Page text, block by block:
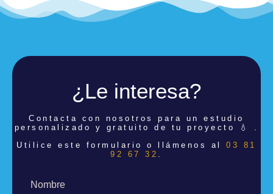
¿Le interesa?
Contacta con nosotros para un estudio
personalizado y gratuito de tu proyecto 💧 .
Utilice este formulario o llámenos al03 81
92 67 32 .
Nombre